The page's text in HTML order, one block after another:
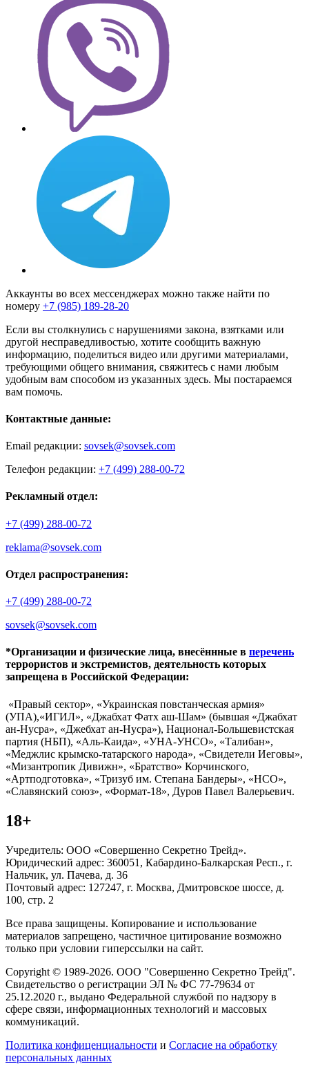
Аккаунты во всех мессенджерах можно также найти по
номеру +7 (985) 189-28-20
Если вы столкнулись с нарушениями закона, взятками или
другой несправедливостью, хотите сообщить важную
информацию, поделиться видео или другими материалами,
требующими общего внимания, свяжитесь с нами любым
удобным вам способом из указанных здесь. Мы постараемся
вам помочь.
Контактные данные:
Email редакции: sovsek@sovsek.com
Телефон редакции: +7 (499) 288-00-72
Рекламный отдел:
+7 (499) 288-00-72
reklama@sovsek.com
Отдел распространения:
+7 (499) 288-00-72
sovsek@sovsek.com
*Организации и физические лица, внесённные в перечень
террористов и экстремистов, деятельность которых
запрещена в Российской Федерации:
«Правый сектор», «Украинская повстанческая армия»
(УПА),«ИГИЛ», «Джабхат Фатх аш-Шам» (бывшая «Джабхат
ан-Нусра», «Джебхат ан-Нусра»), Национал-Большевистская
партия (НБП), «Аль-Каида», «УНА-УНСО», «Талибан»,
«Меджлис крымско-татарского народа», «Свидетели Иеговы»,
«Мизантропик Дивижн», «Братство» Корчинского,
«Артподготовка», «Тризуб им. Степана Бандеры», «НСО»,
«Славянский союз», «Формат-18», Дуров Павел Валерьевич.
18+
Учредитель: ООО «Совершенно Секретно Трейд».
Юридический адрес: 360051, Кабардино-Балкарская Респ., г.
Нальчик, ул. Пачева, д. 36
Почтовый адрес: 127247, г. Москва, Дмитровское шоссе, д.
100, стр. 2
Все права защищены. Копирование и использование
материалов запрещено, частичное цитирование возможно
только при условии гиперссылки на сайт.
Copyright © 1989-2026. ООО "Совершенно Секретно Трейд".
Свидетельство о регистрации ЭЛ № ФС 77-79634 от
25.12.2020 г., выдано Федеральной службой по надзору в
сфере связи, информационных технологий и массовых
коммуникаций.
Политика конфиценциальности и Согласие на обработку
персональных данных